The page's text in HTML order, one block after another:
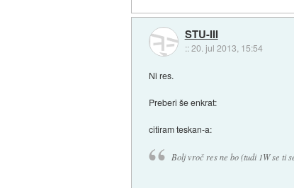
STU-III
::20. jul 2013, 15:54
Ni res.
Preberi še enkrat:
citiram teskan-a:
Bolj vroč res ne bo (tudi 1W se ti